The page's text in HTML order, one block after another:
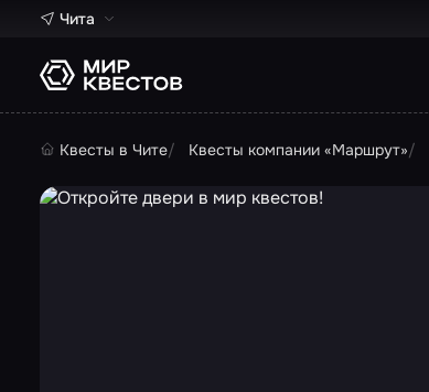
Чита
Квесты в Чите Квесты компании «Маршрут»